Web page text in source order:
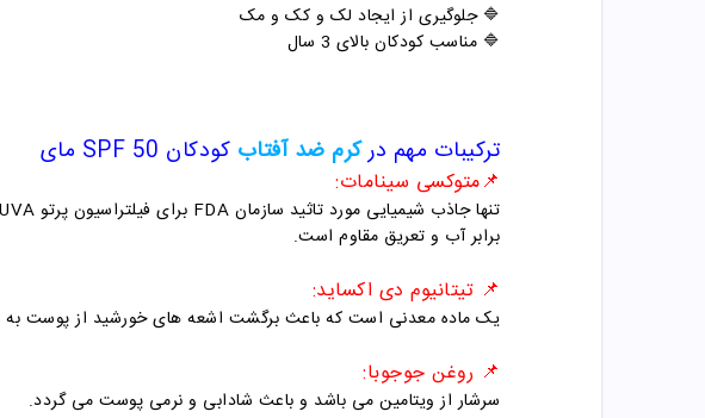
🔷 جلوگیری از ایجاد لک و کک و مک
🔷 مناسب کودکان بالای 3 سال
ترکیبات مهم درکرم ضد آفتاب کودکان SPF 50 مای
📌متوکسی سینامات:
برابر آب و تعریق مقاوم است.
📌 تیتانیوم دی اکساید:
یک ماده معدنی است که باعث برگشت اشعه های خورشید از پوست
📌 روغن جوجوبا:
سرشار از ویتامین می باشد و باعث شادابی و نرمی پوست می گردد.